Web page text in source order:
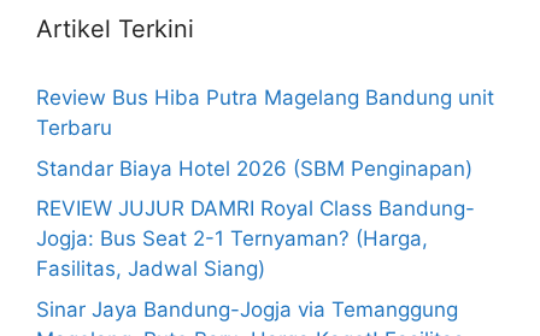
Artikel Terkini
Review Bus Hiba Putra Magelang Bandung unit
Terbaru
Standar Biaya Hotel 2026 (SBM Penginapan)
REVIEW JUJUR DAMRI Royal Class Bandung-
Jogja: Bus Seat 2-1 Ternyaman? (Harga,
Fasilitas, Jadwal Siang)
Sinar Jaya Bandung-Jogja via Temanggung